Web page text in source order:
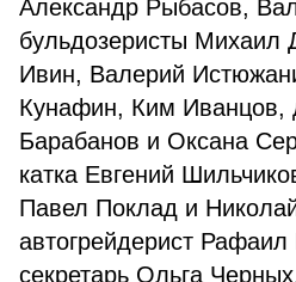
Александр Рыбасов,
бульдозеристы Михаил
Ивин, Валерий
Кунафин, Ким Иванцов,
Барабанов и Оксана
катка Евгений
Павел Поклад и
автогрейдерист
секретарь Ольга